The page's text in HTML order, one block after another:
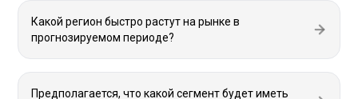
Какой регион быстро растут на рынке в
прогнозируемом периоде?
Предполагается, что какой сегмент будет иметь